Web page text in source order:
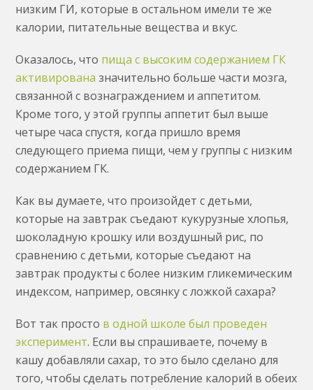
низким ГИ, которые в остальном имели те же
калории, питательные вещества и вкус.
Оказалось, что пища с высоким содержанием ГК
активирована значительно больше части мозга,
связанной с вознаграждением и аппетитом.
Кроме того, у этой группы аппетит был выше
четыре часа спустя, когда пришло время
следующего приема пищи, чем у группы с низким
содержанием ГК.
Как вы думаете, что произойдет с детьми,
которые на завтрак съедают кукурузные хлопья,
шоколадную крошку или воздушный рис, по
сравнению с детьми, которые съедают на
завтрак продукты с более низким гликемическим
индексом, например, овсянку с ложкой сахара?
Вот так просто в одной школе был проведен
эксперимент. Если вы спрашиваете, почему в
кашу добавляли сахар, то это было сделано для
того, чтобы сделать потребление калорий в обеих